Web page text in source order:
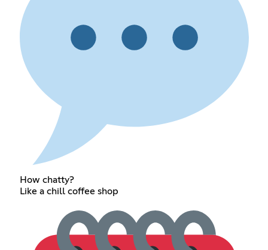
How chatty?
Like a chill coffee shop